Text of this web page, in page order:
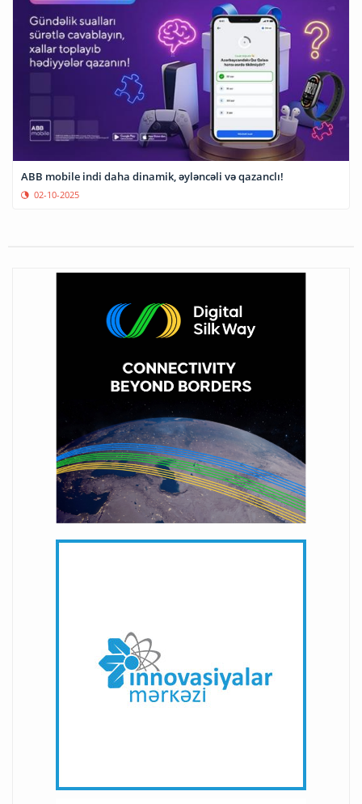
ABB mobile indi daha dinamik, əyləncəli və qazanclı!
02-10-2025